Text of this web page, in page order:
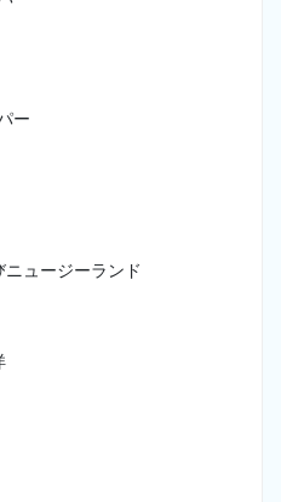
ー
ュージーランド